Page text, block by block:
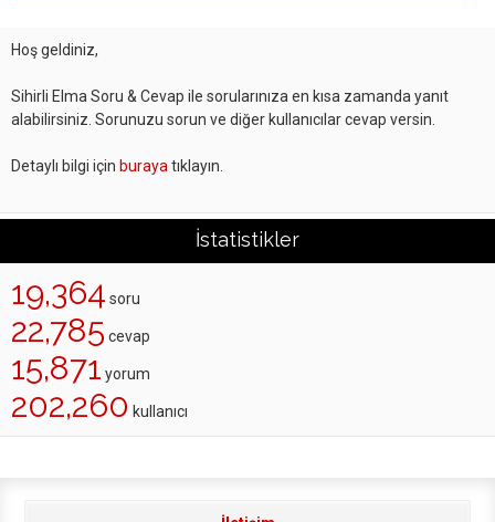
Hoş geldiniz,
Sihirli Elma Soru & Cevap ile sorularınıza en kısa zamanda yanıt
alabilirsiniz. Sorunuzu sorun ve diğer kullanıcılar cevap versin.
Detaylı bilgi için buraya tıklayın.
İstatistikler
19,364 soru
22,785 cevap
15,871 yorum
202,260 kullanıcı